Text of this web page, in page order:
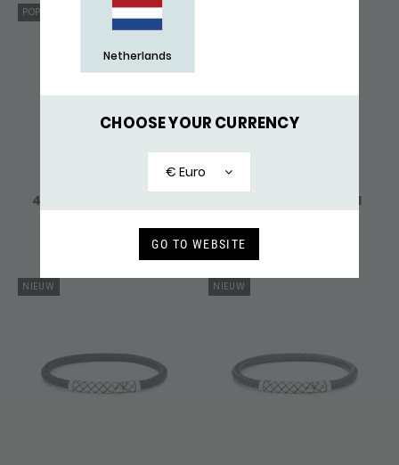
Netherlands
CHOOSE YOUR CURRENCY
€ Euro
GO TO WEBSITE
POPULAIR
422 ARMBAND ROOTS
299,-
424 ARMBAND ARCH
489,-
NIEUW NIEUW